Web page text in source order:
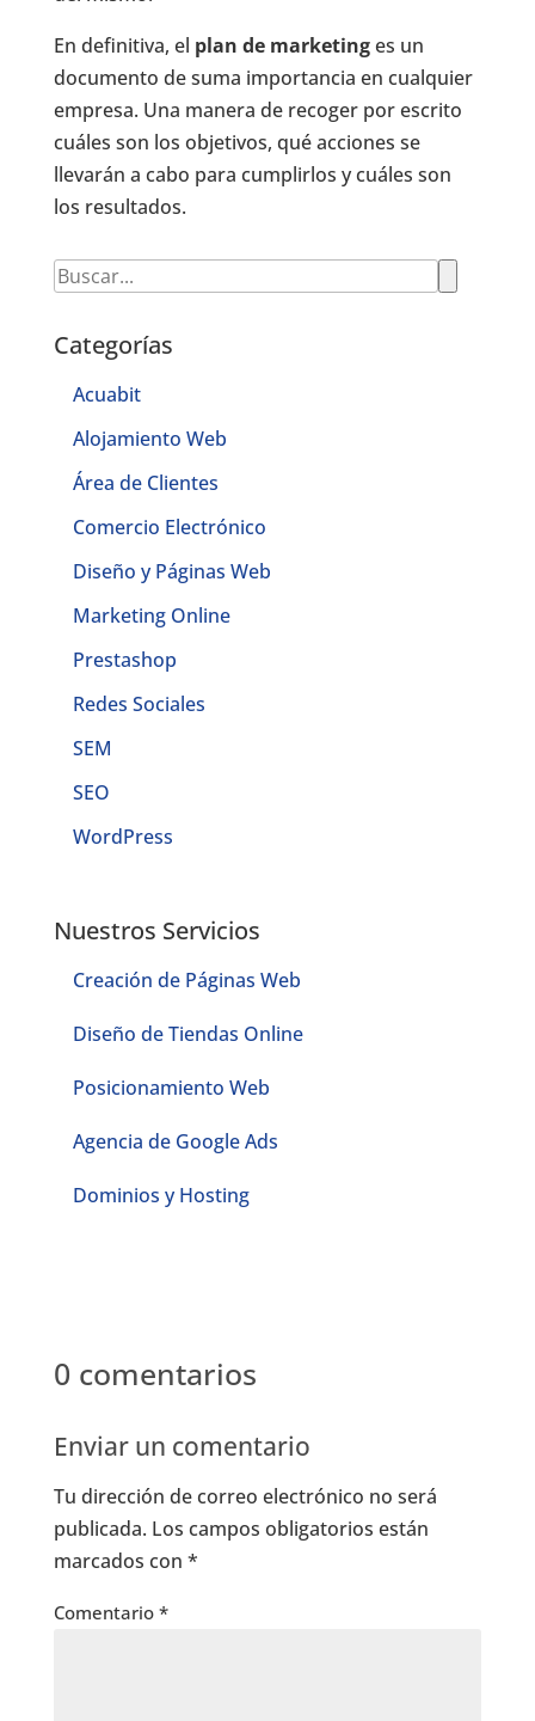
En definitiva, el plan de marketinges un
documento de suma importancia en cualquier
empresa. Una manera de recoger por escrito
cuáles son los objetivos, qué acciones se
llevarán a cabo para cumplirlos y cuáles son
los resultados.
Categorías
Acuabit
Alojamiento Web
Área de Clientes
Comercio Electrónico
Diseño y Páginas Web
Marketing Online
Prestashop
Redes Sociales
SEM
SEO
WordPress
Nuestros Servicios
Creación de Páginas Web
Diseño de Tiendas Online
Posicionamiento Web
Agencia de Google Ads
Dominios y Hosting
0 comentarios
Enviar un comentario
Tu dirección de correo electrónico no será
publicada. Los campos obligatorios están
marcados con *
Comentario *